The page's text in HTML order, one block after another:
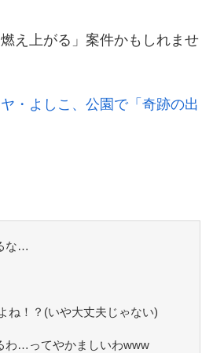
え上がる」案件かもしれませ
・よしこ、公園で「奇跡の出
な…
ね！？(いや大丈夫じゃない)
わ…ってやかましいわwww